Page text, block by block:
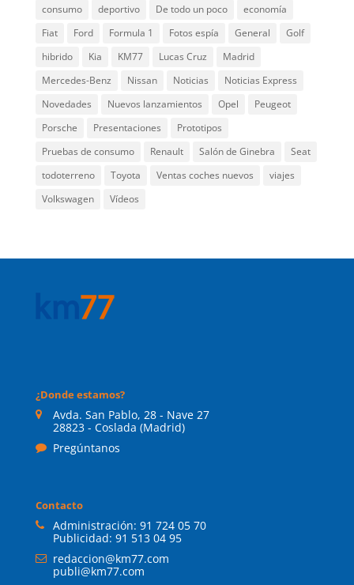
consumo
deportivo De todo un poco
economía
Fiat
Ford Formula 1 Fotos espía General
Golf
hibrido
Kia KM77 Lucas Cruz
Madrid
Mercedes-Benz
Nissan Noticias
Noticias Express
Novedades
Nuevos lanzamientos Opel
Peugeot
Porsche
Presentaciones
Prototipos
Pruebas de consumo
Renault Salón de Ginebra
Seat
todoterreno
Toyota Ventas coches nuevos
viajes
Volkswagen
Vídeos
¿Donde estamos?
Avda. San Pablo, 28 - Nave 27
28823 - Coslada (Madrid)
Pregúntanos
Contacto
Administración: 91 724 05 70
Publicidad: 91 513 04 95
redaccion@km77.com
publi@km77.com